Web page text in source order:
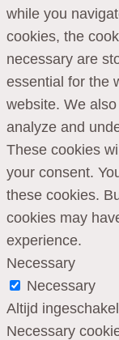
while you
cookies, the
necessary are
essential for the
website. We
analyze and
These cookies
your consent.
these cookies.
cookies may
experience.
Necessary
Necessary
Altijd
Necessary